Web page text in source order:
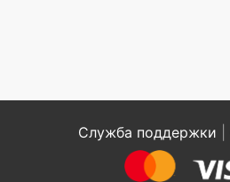
Служба поддержки